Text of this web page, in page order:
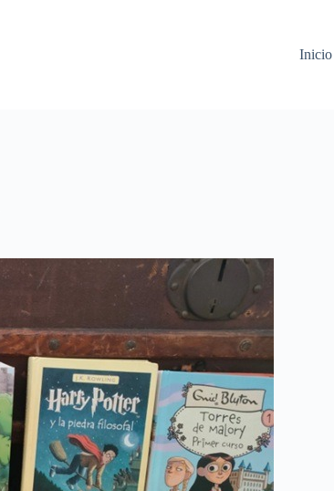
Inicio